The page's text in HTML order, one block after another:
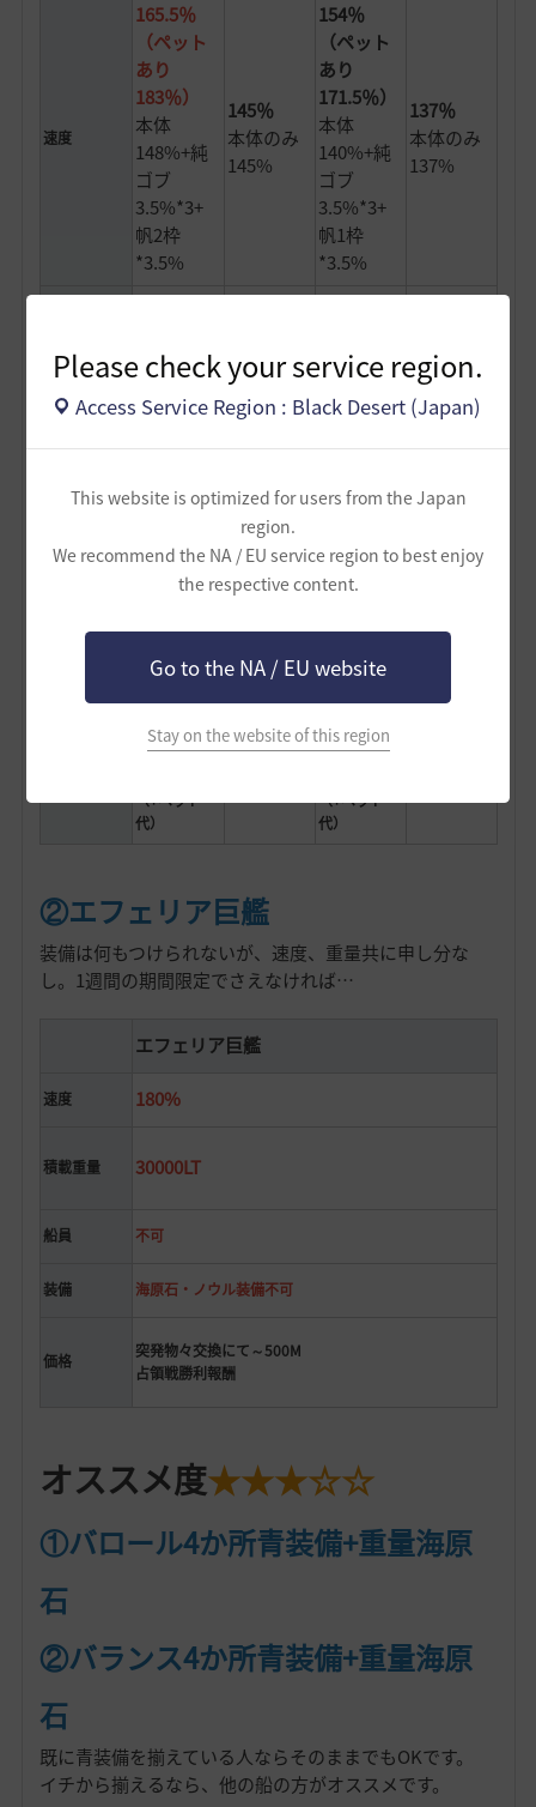
Please check your service region.
Access Service Region : Black Desert (Japan)
This website is optimized for users from the Japan
region.
We recommend the NA / EU service region to best enjoy
the respective content.
Go to the NA / EU website
Stay on the website of this region
速度
165.5％
（ペット
あり
183％）
本体
148%+純
ゴブ
3.5%*3+
帆2枠
*3.5%
145％
本体のみ
145%
154％
（ペット
あり
171.5％）
本体
140%+純
ゴブ
3.5%*3+
帆1枠
*3.5%
137％
本体のみ
137%
積載重量
19600+海
純ゴブ
200*3-副
装備11
19000+海
原石1350-
11
19600+海
純ゴブ
200*3-副
装備11
本体
19000+海
原石1350-
11
副船長+純粋
なゴブリン
純ゴブ最大8
副船長のみ
副船長+純
粋なゴブ
人
(ペットあ
り純ゴブ
最大8人)
190G+アバ
（+ペット
代）
190G+アバ
（+ペット
代）
②エフェリア巨艦
装備は何もつけられないが、速度、重量共に申し分な
し。1週間の期間限定でさえなければ…
エフェリア巨艦
速度 180%
積載重量 30000LT
船員 不可
装備 海原石・ノウル装備不可
価格
突発物々交換にて～500M
占領戦勝利報酬
オススメ度★★★☆☆
①バロール4か所青装備+重量海原
石
②バランス4か所青装備+重量海原
石
既に青装備を揃えている人ならそのままでもOKです。
イチから揃えるなら、他の船の方がオススメです。